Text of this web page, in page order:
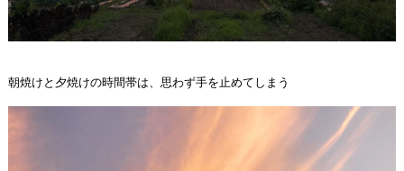
朝焼けと夕焼けの時間帯は、思わず手を止めてしまう